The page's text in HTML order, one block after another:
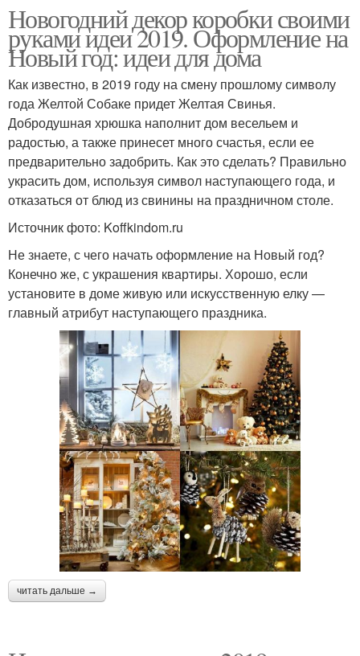
Новогодний декор коробки своими
руками идеи 2019. Оформление на
Новый год: идеи для дома
Как известно, в 2019 году на смену прошлому символу
года Желтой Собаке придет Желтая Свинья.
Добродушная хрюшка наполнит дом весельем и
радостью, а также принесет много счастья, если ее
предварительно задобрить. Как это сделать? Правильно
украсить дом, используя символ наступающего года, и
отказаться от блюд из свинины на праздничном столе.
Источник фото: Koffkindom.ru
Не знаете, с чего начать оформление на Новый год?
Конечно же, с украшения квартиры. Хорошо, если
установите в доме живую или искусственную елку —
главный атрибут наступающего праздника.
читать дальше →